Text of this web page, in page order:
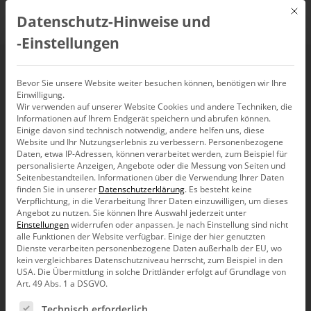
German Design Award
Bissantz News
Mit
Datenschutz-Hinweise und
‑Einstellungen
Bevor Sie unsere Website weiter besuchen können, benötigen wir Ihre
Einwilligung.
Wir verwenden auf unserer Website Cookies und andere Techniken, die
Informationen auf Ihrem Endgerät speichern und abrufen können.
Einige davon sind technisch notwendig, andere helfen uns, diese
Website und Ihr Nutzungserlebnis zu verbessern. Personenbezogene
Daten, etwa IP-Adressen, können verarbeitet werden, zum Beispiel für
personalisierte Anzeigen, Angebote oder die Messung von Seiten und
Seitenbestandteilen. Informationen über die Verwendung Ihrer Daten
finden Sie in unserer Datenschutzerklärung. Es besteht keine
Verpflichtung, in die Verarbeitung Ihrer Daten einzuwilligen, um dieses
Angebot zu nutzen.Sie können Ihre Auswahl jederzeit unter
Einstellungenwiderrufen oder anpassen. Je nach Einstellung sind nicht
alle Funktionen der Website verfügbar. Einige der hier genutzten
Dienste verarbeiten personenbezogene Daten außerhalb der EU, wo
kein vergleichbares Datenschutzniveau herrscht, zum Beispiel in den
USA. Die Übermittlung in solche Drittländer erfolgt auf Grundlage von
Art. 49 Abs. 1 a DSGVO.
Es folgt eine Liste der Service-Gruppen, für die eine